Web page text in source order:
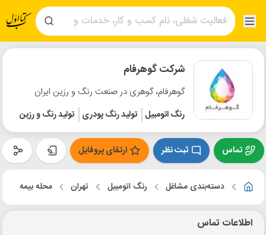
شرکت گوهرفام
گوهرفام، گوهری در صنعت رنگ و رزین ایران
رنگ اتومبیل تولید رنگ پودری تولید رنگ و رزین
تماس ثبت نظر ارتقای پروفایل
دسته‌بندی مشاغل رنگ اتومبیل تهران محله بیمه
اطلاعات تماس